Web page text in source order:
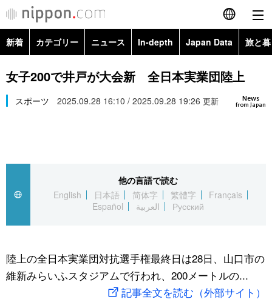
English
简体字
繁體字
العربية
社会
旅と暮らし
新着 カテゴリー ニュース In-depth Japan Data 旅と
政治・外交
経済・ビジネス
社会
文化
科学・技術
暮らし
Topics
Images
お知らせ
女子200で井戸が大会新 全日本実業団陸上
News
from Japan
スポーツ 2025.09.28 16:10 / 2025.09.28 19:26 更新
他の言語で読む
English
日本語 简体字 繁體字
Français
Español
العربية Русский
陸上の全日本実業団対抗選手権最終日は28日、山口市の
維新みらいふスタジアムで行われ、200メートルの...
記事全文を読む（外部サイト）